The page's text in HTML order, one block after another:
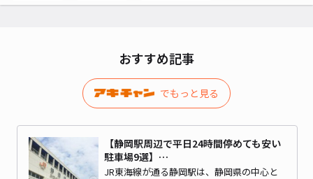
おすすめ記事
でもっと見る
【静岡駅周辺で平日24時間停めても安い
駐車場9選】…
JR東海線が通る静岡駅は、静岡県の中心と